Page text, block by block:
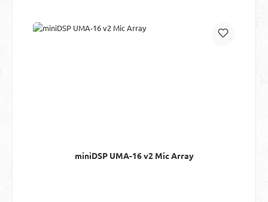
miniDSP UMA-16 v2 Mic Array